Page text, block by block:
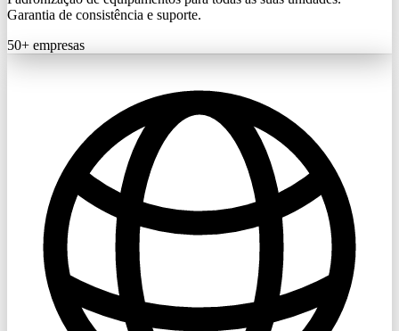
Garantia de consistência e suporte.
50+ empresas